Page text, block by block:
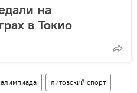
на
в Токио
литовский спорт